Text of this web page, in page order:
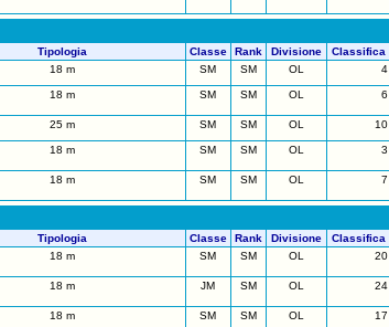
Tipologia Classe Rank Divisione Classifica
18 m SM SM OL 4
18 m SM SM OL 6
25 m SM SM OL 10
18 m SM SM OL 3
18 m SM SM OL 7
Tipologia Classe Rank Divisione Classifica
18 m SM SM OL 20
18 m JM SM OL 24
18 m SM SM OL 17